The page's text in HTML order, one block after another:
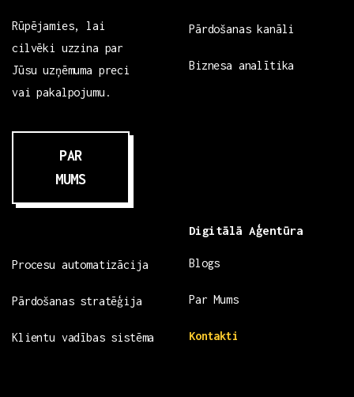
Rūpējamies, lai
cilvēki uzzina par
Jūsu uzņēmuma preci
vai pakalpojumu.
PAR
MUMS
Pārdošanas kanāli
Biznesa analītika
Procesu automatizācija
Pārdošanas stratēģija
Klientu vadības sistēma
Digitālā Aģentūra
Blogs
Par Mums
Kontakti